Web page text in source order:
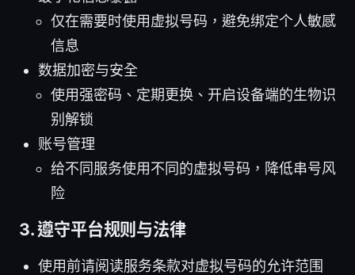
仅在需要时使用虚拟号码，避免绑定个人敏感
信息
数据加密与安全
使用强密码、定期更换、开启设备端的生物识
别解锁
账号管理
给不同服务使用不同的虚拟号码，降低串号风
险
3. 遵守平台规则与法律
使用前请阅读服务条款对虚拟号码的允许范围